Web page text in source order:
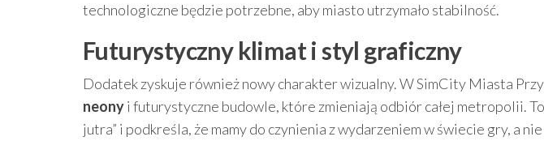
technologiczne będzie potrzebne, aby miasto utrzymało stabilność.
Futurystyczny klimat i styl graficzny
Dodatek zyskuje również nowy charakter wizualny. W SimCity Miasta
neonyi futurystyczne budowle, które zmieniają odbiór całej metropolii.
jutra” i podkreśla, że mamy do czynienia z wydarzeniem w świecie gry, a